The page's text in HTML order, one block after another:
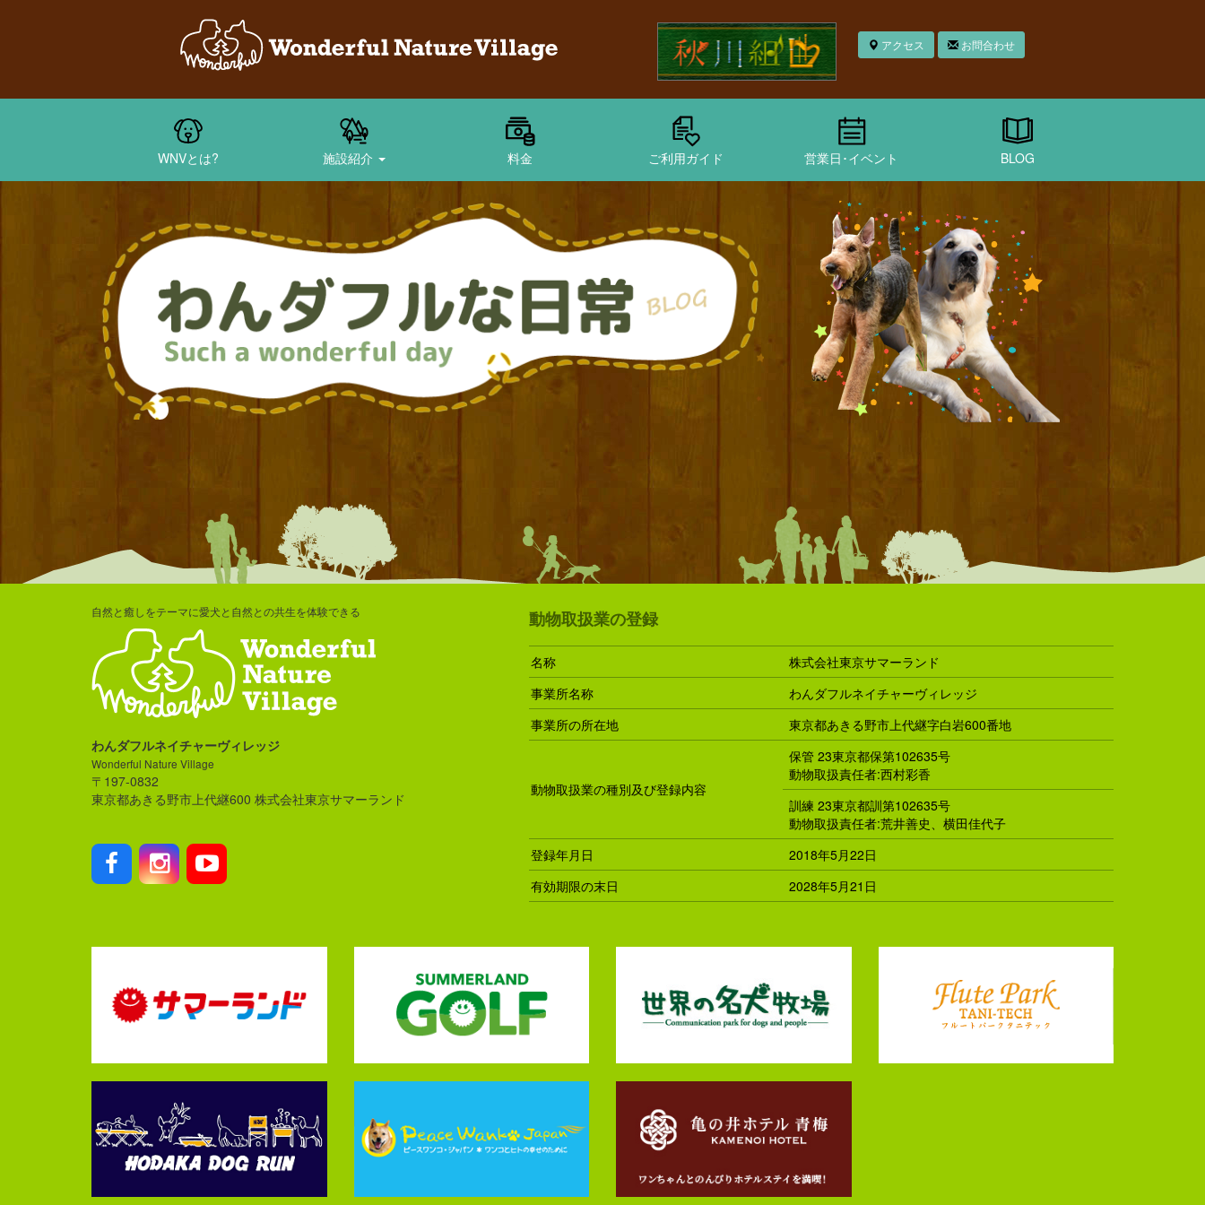
アクセス お問合わせ
WNVとは? 施設紹介 料金 ご利用ガイド 営業日･イベント BLOG
自然と癒しをテーマに愛犬と自然との共生を体験できる
わんダフルネイチャーヴィレッジ
Wonderful Nature Village
〒197-0832
東京都あきる野市上代継600 株式会社東京サマーランド
動物取扱業の登録
名称
株式会社東京サマーランド
事業所名称
わんダフルネイチャーヴィレッジ
事業所の所在地
東京都あきる野市上代継字白岩600番地
動物取扱業の種別及び登録内容
保管 23東京都保第102635号
動物取扱責任者:西村彩香
訓練 23東京都訓第102635号
動物取扱責任者:荒井善史、横田佳代子
登録年月日
2018年5月22日
有効期限の末日
2028年5月21日